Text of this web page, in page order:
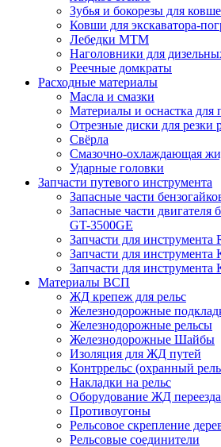
Зубья и бокорезы для
Ковши для экскаватора-
Лебедки МТМ
Наголовники для
Реечные домкраты
Расходные материалы
Масла и смазки
Материалы и оснастка для
Отрезные диски для резки
Свёрла
Смазочно-охлаждающая
Ударные головки
Запчасти путевого инструмента
Запасные части
Запасные части двигателя
GT-3500GE
Запчасти для инструмента
Запчасти для инструмента
Запчасти для
Материалы ВСП
ЖД крепеж для рельс
Железнодорожные
Железнодорожные рельсы
Железнодорожные Шайбы
Изоляция для ЖД путей
Контррельс (охранный
Накладки на рельс
Оборудование ЖД переезда
Противоугоны
Рельсовое скрепление
Рельсовые соединители